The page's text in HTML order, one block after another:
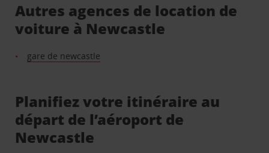
Autres agences de location de
voiture à Newcastle
gare de newcastle
Planifiez votre itinéraire au
départ de l’aéroport de
Newcastle